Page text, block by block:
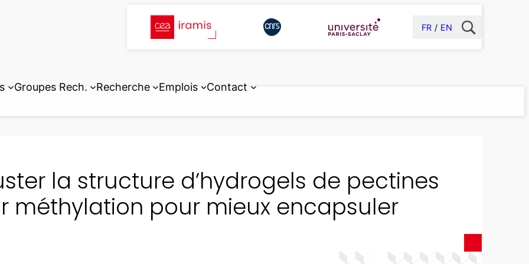
FR EN
Groupes Rech. Recherche Emplois Contact
la structure d’hydrogels de pectines
méthylation pour mieux encapsuler